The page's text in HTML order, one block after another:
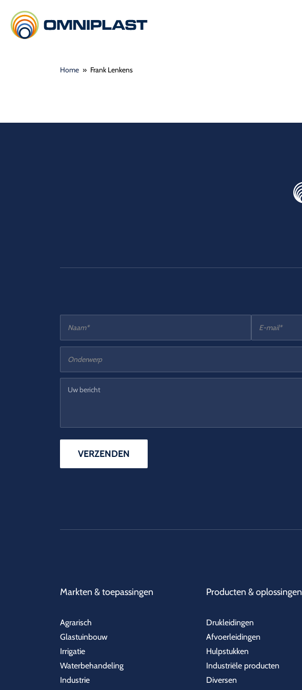
Home » Frank Lenkens
Markten & toepassingen
Agrarisch
Glastuinbouw
Irrigatie
Waterbehandeling
Industrie
Producten & oplossingen
Drukleidingen
Afvoerleidingen
Hulpstukken
Industriële producten
Diversen